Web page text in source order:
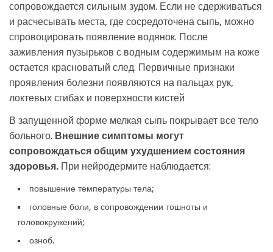
сопровождается сильным зудом. Если не сдерживаться
и расчесывать места, где сосредоточена сыпь, можно
спровоцировать появление водянок. После
заживления пузырьков с водным содержимым на коже
остается красноватый след. Первичные признаки
проявления болезни появляются на пальцах рук,
локтевых сгибах и поверхности кистей
В запущенной форме мелкая сыпь покрывает все тело
больного. Внешние симптомы могут
сопровождаться общим ухудшением состояния
здоровья. При нейродермите наблюдается:
повышение температуры тела;
головные боли, в сопровождении тошноты и
головокружений;
озноб.